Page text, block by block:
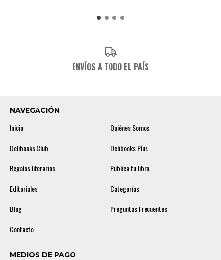
ENVÍOS A TODO EL PAÍS
NAVEGACIÓN
Inicio
Quiénes Somos
Delibooks Club
Delibooks Plus
Regalos literarios
Publica tu libro
Editoriales
Categorías
Blog
Preguntas Frecuentes
Contacto
MEDIOS DE PAGO